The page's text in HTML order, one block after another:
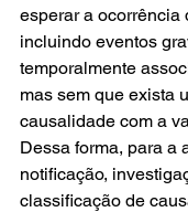
esperar a ocorrência
incluindo eventos
temporalmente
mas sem que exista
causalidade com a
Dessa forma, para a
notificação,
classificação de